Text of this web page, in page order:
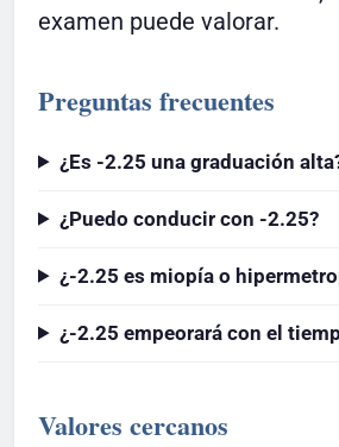
examen puede valorar.
Preguntas frecuentes
¿Es -2.25 una graduación
¿Puedo conducir con -2.25?
¿-2.25 es miopía o
¿-2.25 empeorará con el
Valores cercanos